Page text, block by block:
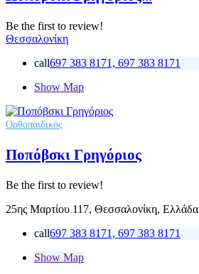
Be the first to review!
Θεσσαλονίκη
call697 383 8171, 697 383 8171
Show Map
Ορθοπαιδικός
Ποπόβσκι Γρηγόριος
Be the first to review!
25ης Μαρτίου 117, Θεσσαλονίκη, Ελλάδα
call697 383 8171, 697 383 8171
Show Map